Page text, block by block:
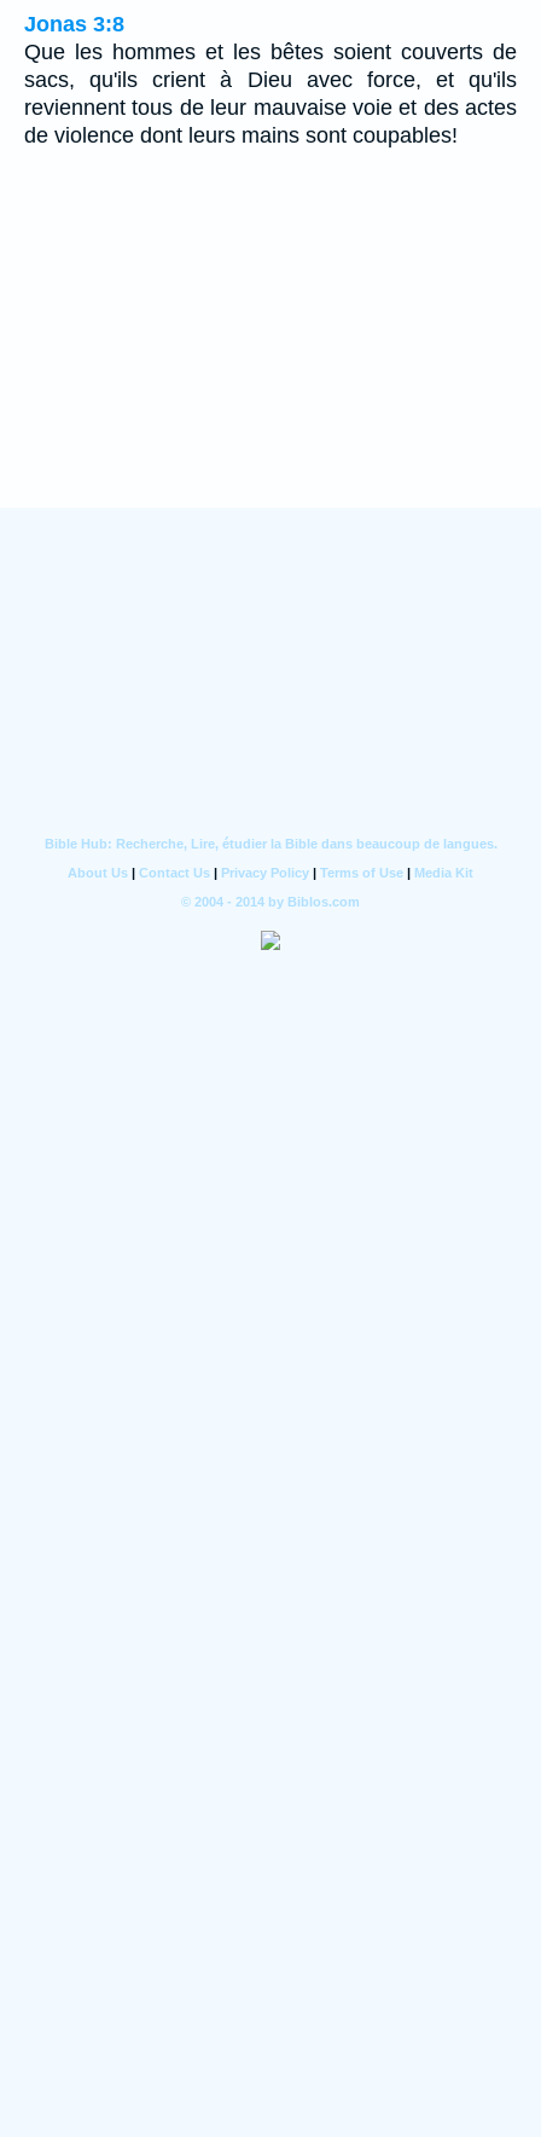
Jonas 3:8
Que les hommes et les bêtes soient couverts de
sacs, qu'ils crient à Dieu avec force, et qu'ils
reviennent tous de leur mauvaise voie et des actes
de violence dont leurs mains sont coupables!